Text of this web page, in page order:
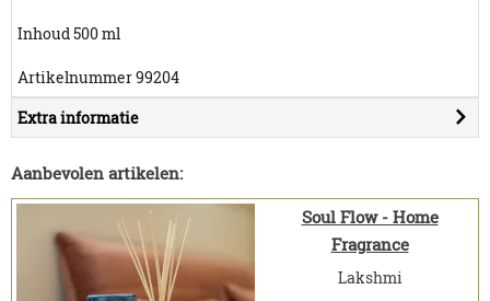
Inhoud 500 ml
Artikelnummer 99204
Extra informatie
Aanbevolen artikelen:
Soul Flow - Home
Fragrance
Lakshmi